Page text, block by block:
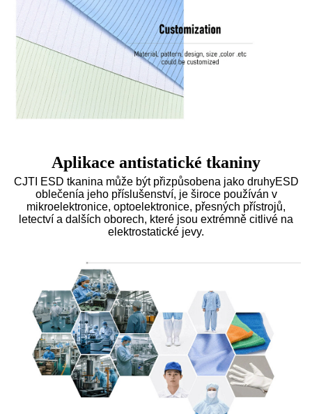
Aplikace antistatické tkaniny
CJTI ESD tkanina může být přizpůsobena jako druhyESD
oblečenía jeho příslušenství, je široce používán v
mikroelektronice, optoelektronice, přesných přístrojů,
letectví a dalších oborech, které jsou extrémně citlivé na
elektrostatické jevy.